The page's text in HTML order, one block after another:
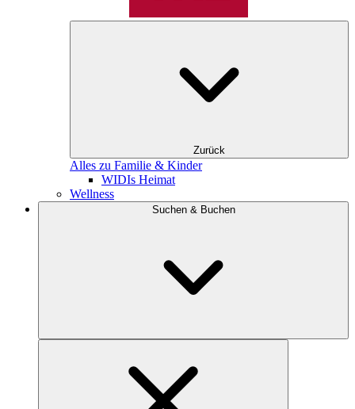
Zurück
Alles zu Familie & Kinder
WIDIs Heimat
Wellness
Suchen & Buchen